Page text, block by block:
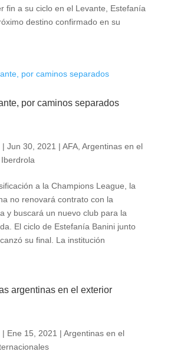
fin a su ciclo en el Levante, Estefanía
destino confirmado en su
por caminos separados
| Jun 30, 2021 | AFA, Argentinas en el
a la Champions League, la
no renovará contrato con la
y buscará un nuevo club para la
El ciclo de Estefanía Banini junto
su final. La institución
argentinas en el exterior
| Ene 15, 2021 | Argentinas en el